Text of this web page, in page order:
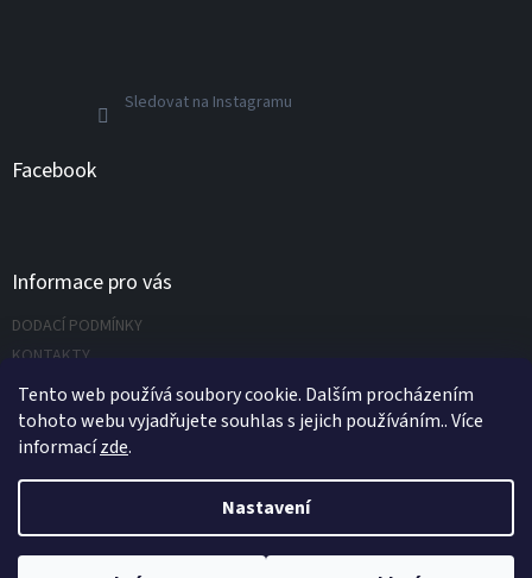
Tento web používá soubory cookie. Dalším procházením
tohoto webu vyjadřujete souhlas s jejich používáním.. Více
informacízde.
Nastavení
Sledovat na Instagramu
Facebook
Informace pro vás
DODACÍ PODMÍNKY
KONTAKTY
Napište nám
Copyright 2026UNIVERZÁLNÍ NÁŘADÍ.CZ s.r.o.. Všechna práva